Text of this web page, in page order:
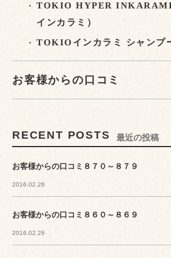
TOKIO HYPER INKARAMI
インカラミ）
TOKIOインカラミ シャンプ
お客様からの口コミ
RECENT POSTS 最近の投稿
お客様からの口コミ８７０～８７９
2016.02.26
お客様からの口コミ８６０～８６９
2016.02.26